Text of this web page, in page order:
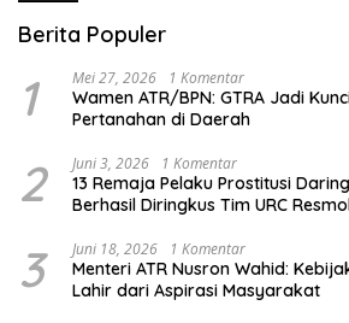
Berita Populer
1 Mei 27, 2026 1 Komentar
Wamen ATR/BPN: GTRA Jadi
Pertanahan di Daerah
2 Juni 3, 2026 1 Komentar
13 Remaja Pelaku Prostitusi
Berhasil Diringkus Tim URC
3 Juni 18, 2026 1 Komentar
Menteri ATR Nusron Wahid:
Lahir dari Aspirasi Masyarakat